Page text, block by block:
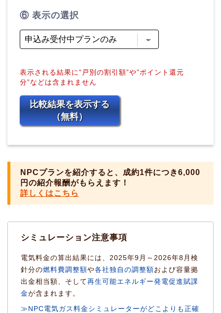
⑥ 表示の選択
表示される結果に”戸別の割引額”や”ポイント還元
分”などは含まれません
比較結果を表示する
（無料）
NPCプランを紹介すると、成約1件につき6,000
円の紹介報酬がもらえます！
詳しくはこちら
シミュレーション注意事項
電気料金の算出結果には、2025年9月～2026年8月検
針分の燃料費調整額や各社独自の調整額および容量拠
出金相当額、そして再生可能エネルギー発電促進賦課
金が含まれます。
≫NPC電気ガス料金シミュレーターがどこよりも正確